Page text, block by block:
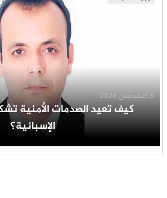
كيف تعيد الصدمات الأمنية
الإسبانية؟
5 أغسطس 2026